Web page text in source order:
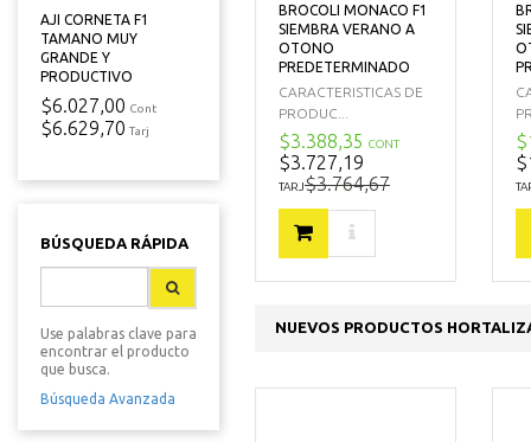
AJI CORNETA F1
TAMANO MUY
GRANDE Y
PRODUCTIVO
$6.027,00 Cont
$6.629,70 Tarj
BÚSQUEDA RÁPIDA
Use palabras clave para
encontrar el producto
que busca.
Búsqueda Avanzada
BROCOLI MONACO F1
SIEMBRA VERANO A
OTONO
PREDETERMINADO
CARACTERISTICAS DE
PRODUC...
$3.388,35 CONT
$3.727,19
TARJ$3.764,67
NUEVOS PRODUCTOS